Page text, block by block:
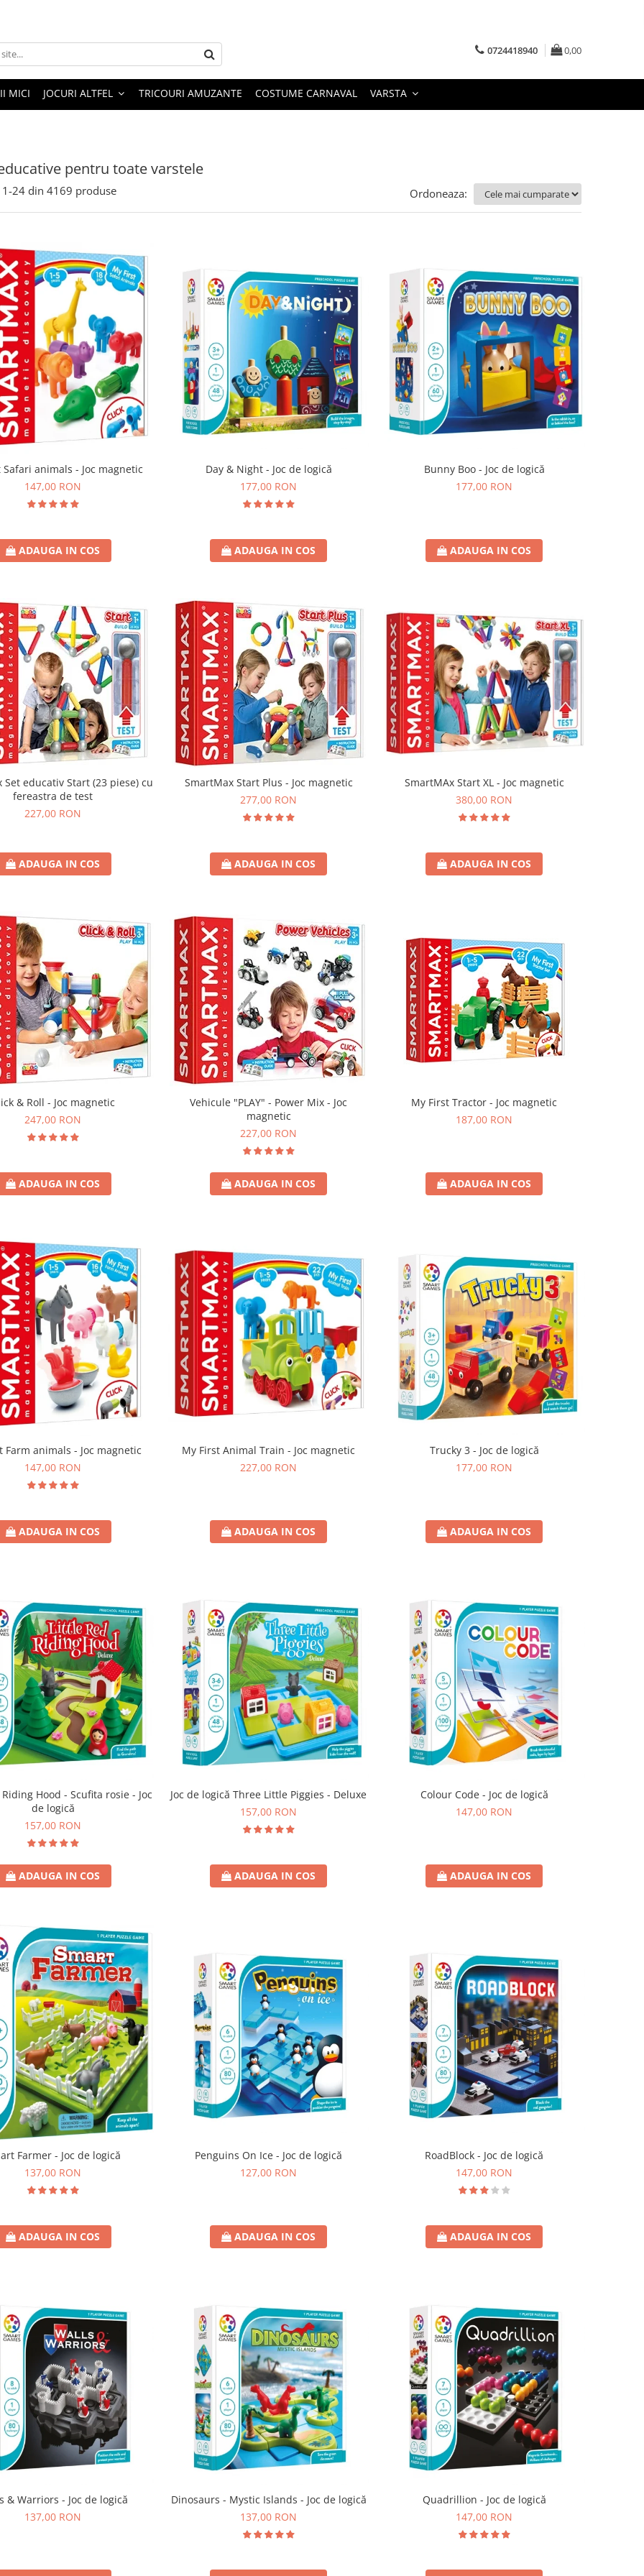
0724418940 0,00
MICI JOCURI ALTFEL TRICOURI AMUZANTE COSTUME CARNAVAL VARSTA
pentru toate varstele
1-24 din 4169 produse Ordoneaza:
Safari animals - Joc magnetic
147,00 RON
ADAUGA IN COS
Day & Night - Joc de logică
177,00 RON
ADAUGA IN COS
Bunny Boo - Joc de logică
177,00 RON
ADAUGA IN COS
Set educativ Start (23 piese) cu
fereastra de test
227,00 RON
ADAUGA IN COS
SmartMax Start Plus - Joc magnetic
277,00 RON
ADAUGA IN COS
SmartMAx Start XL - Joc magnetic
380,00 RON
ADAUGA IN COS
& Roll - Joc magnetic
247,00 RON
ADAUGA IN COS
Vehicule "PLAY" - Power Mix - Joc
magnetic
227,00 RON
ADAUGA IN COS
My First Tractor - Joc magnetic
187,00 RON
ADAUGA IN COS
Farm animals - Joc magnetic
147,00 RON
ADAUGA IN COS
My First Animal Train - Joc magnetic
227,00 RON
ADAUGA IN COS
Trucky 3 - Joc de logică
177,00 RON
ADAUGA IN COS
Hood - Scufita rosie - Joc
de logică
157,00 RON
ADAUGA IN COS
Joc de logică Three Little Piggies - Deluxe
157,00 RON
ADAUGA IN COS
Colour Code - Joc de logică
147,00 RON
ADAUGA IN COS
Farmer - Joc de logică
137,00 RON
ADAUGA IN COS
Penguins On Ice - Joc de logică
127,00 RON
ADAUGA IN COS
RoadBlock - Joc de logică
147,00 RON
ADAUGA IN COS
& Warriors - Joc de logică
137,00 RON
Dinosaurs - Mystic Islands - Joc de logică
137,00 RON
Quadrillion - Joc de logică
147,00 RON